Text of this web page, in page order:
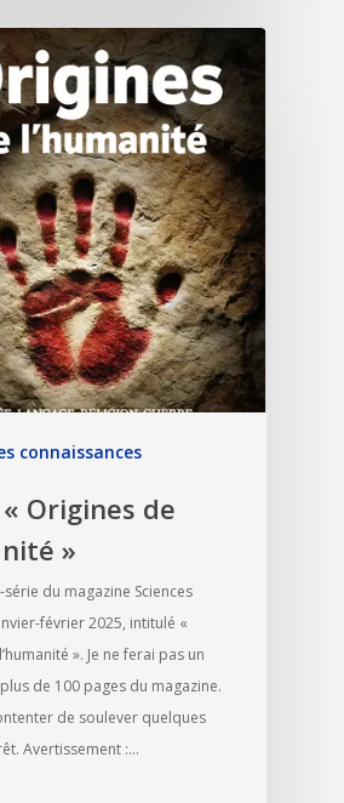
connaissances
Origines de
»
série du magazine Sciences
février 2025, intitulé «
». Je ne ferai pas un
de 100 pages du magazine.
de soulever quelques
Avertissement :…